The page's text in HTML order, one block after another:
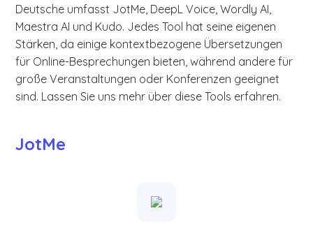
Deutsche umfasst JotMe, DeepL Voice, Wordly AI,
Maestra AI und Kudo. Jedes Tool hat seine eigenen
Stärken, da einige kontextbezogene Übersetzungen
für Online-Besprechungen bieten, während andere für
große Veranstaltungen oder Konferenzen geeignet
sind. Lassen Sie uns mehr über diese Tools erfahren.
JotMe